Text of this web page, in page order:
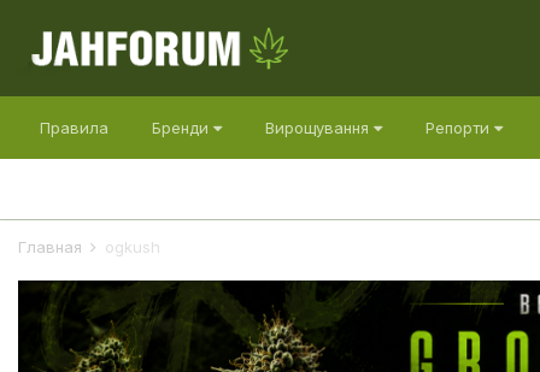
Правила Бренди Вирощування Репорти
Главная ogkush